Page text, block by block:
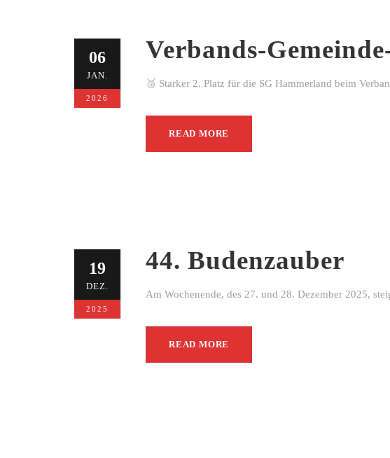
06
JAN.
2026
Verbands-
🥈 Starker 2. Platz für die SG Hammerland beim
READ MORE
19
DEZ.
2025
44. Budenzauber
Am Wochenende, des 27. und 28. Dezember 2025,
READ MORE